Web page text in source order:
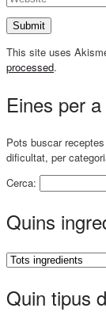
This site uses
processed.
Eines per
Pots buscar
dificultat, per
Cerca:
Quins
Quin tipus